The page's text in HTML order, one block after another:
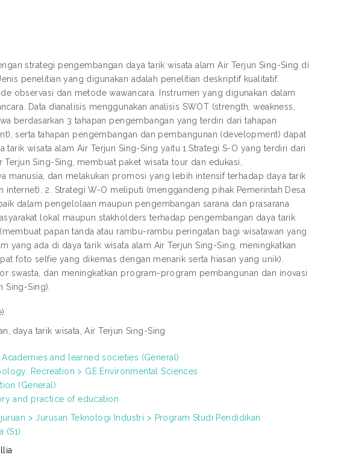
strategi pengembangan daya tarik wisata alam Air Terjun Sing-Sing di
penelitian yang digunakan adalah penelitian deskriptif kualitatif.
observasi dan metode wawancara. Instrumen yang digunakan dalam
Data dianalisis menggunakan analisis SWOT (strength, weakness,
berdasarkan 3 tahapan pengembangan yang terdiri dari tahapan
serta tahapan pengembangan dan pembangunan (development) dapat
wisata alam Air Terjun Sing-Sing yaitu 1.Strategi S-O yang terdiri dari
Sing-Sing, membuat paket wisata tour dan edukasi,
manusia, dan melakukan promosi yang lebih intensif terhadap daya tarik
2. Strategi W-O meliputi (menggandeng pihak Pemerintah Desa
dalam pengelolaan maupun pengembangan sarana dan prasarana
lokal maupun stakholders terhadap pengembangan daya tarik
papan tanda atau rambu-rambu peringatan bagi wisatawan yang
yang ada di daya tarik wisata alam Air Terjun Sing-Sing, meningkatkan
foto selfie yang dikemas dengan menarik serta hiasan yang unik).
swasta, dan meningkatkan program-program pembangunan dan inovasi
Sing-Sing).
daya tarik wisata, Air Terjun Sing-Sing
and learned societies (General)
Recreation > GE Environmental Sciences
(General)
and practice of education
> Jurusan Teknologi Industri > Program Studi Pendidikan
(S1)